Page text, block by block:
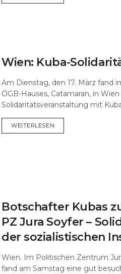
Wien: Kuba-
Am Dienstag, den 17. März fand
ÖGB-Hauses, Catamaran, in
Solidaritätsveranstaltung mit
WEITERLESEN
Botschafter Kubas
PZ Jura Soyfer –
der sozialistischen
Wien. Im Politischen Zentrum
fand am Samstag eine gut